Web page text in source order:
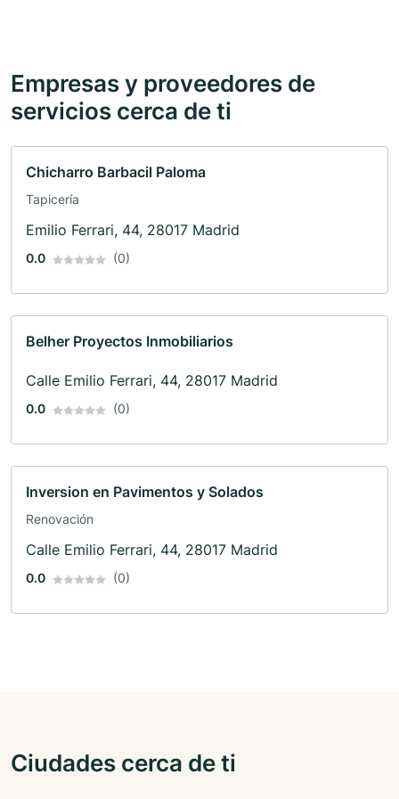
Empresas y proveedores de
servicios cerca de ti
Chicharro Barbacil Paloma
Tapicería
Emilio Ferrari, 44, 28017 Madrid
0.0 (0)
Belher Proyectos Inmobiliarios
Calle Emilio Ferrari, 44, 28017 Madrid
0.0 (0)
Inversion en Pavimentos y Solados
Renovación
Calle Emilio Ferrari, 44, 28017 Madrid
0.0 (0)
Ciudades cerca de ti